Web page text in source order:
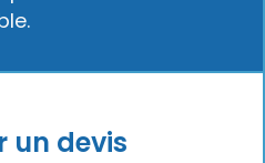
un devis